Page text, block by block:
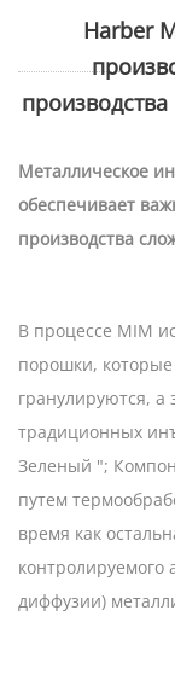
Harber
Металлическое
обеспечивает
производства
В процессе MIM
порошки,
гранулируются, а
традиционных
Зеленый ";
путем
время как
контролируемого
диффузии)